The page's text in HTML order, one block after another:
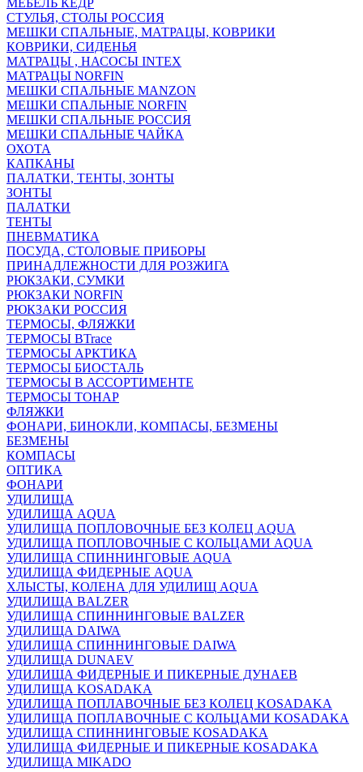
МЕБЕЛЬ КЕДР
СТУЛЬЯ, СТОЛЫ РОССИЯ
МЕШКИ СПАЛЬНЫЕ, МАТРАЦЫ, КОВРИКИ
КОВРИКИ, СИДЕНЬЯ
МАТРАЦЫ , НАСОСЫ INTEX
МАТРАЦЫ NORFIN
МЕШКИ СПАЛЬНЫЕ MANZON
МЕШКИ СПАЛЬНЫЕ NORFIN
МЕШКИ СПАЛЬНЫЕ РОССИЯ
МЕШКИ СПАЛЬНЫЕ ЧАЙКА
ОХОТА
КАПКАНЫ
ПАЛАТКИ, ТЕНТЫ, ЗОНТЫ
ЗОНТЫ
ПАЛАТКИ
ТЕНТЫ
ПНЕВМАТИКА
ПОСУДА, СТОЛОВЫЕ ПРИБОРЫ
ПРИНАДЛЕЖНОСТИ ДЛЯ РОЗЖИГА
РЮКЗАКИ, СУМКИ
РЮКЗАКИ NORFIN
РЮКЗАКИ РОССИЯ
ТЕРМОСЫ, ФЛЯЖКИ
ТЕРМОСЫ BTrace
ТЕРМОСЫ АРКТИКА
ТЕРМОСЫ БИОСТАЛЬ
ТЕРМОСЫ В АССОРТИМЕНТЕ
ТЕРМОСЫ ТОНАР
ФЛЯЖКИ
ФОНАРИ, БИНОКЛИ, КОМПАСЫ, БЕЗМЕНЫ
БЕЗМЕНЫ
КОМПАСЫ
ОПТИКА
ФОНАРИ
УДИЛИЩА
УДИЛИЩА AQUA
УДИЛИЩА ПОПЛОВОЧНЫЕ БЕЗ КОЛЕЦ AQUA
УДИЛИЩА ПОПЛОВОЧНЫЕ С КОЛЬЦАМИ AQUA
УДИЛИЩА СПИННИНГОВЫЕ AQUA
УДИЛИЩА ФИДЕРНЫЕ AQUA
ХЛЫСТЫ, КОЛЕНА ДЛЯ УДИЛИЩ AQUA
УДИЛИЩА BALZER
УДИЛИЩА СПИННИНГОВЫЕ BALZER
УДИЛИЩА DAIWA
УДИЛИЩА СПИННИНГОВЫЕ DAIWA
УДИЛИЩА DUNAEV
УДИЛИЩА ФИДЕРНЫЕ И ПИКЕРНЫЕ ДУНАЕВ
УДИЛИЩА KOSADAKA
УДИЛИЩА ПОПЛАВОЧНЫЕ БЕЗ КОЛЕЦ KOSADAKA
УДИЛИЩА ПОПЛАВОЧНЫЕ С КОЛЬЦАМИ KOSADAKA
УДИЛИЩА СПИННИНГОВЫЕ KOSADAKA
УДИЛИЩА ФИДЕРНЫЕ И ПИКЕРНЫЕ KOSADAKA
УДИЛИЩА MIKADO